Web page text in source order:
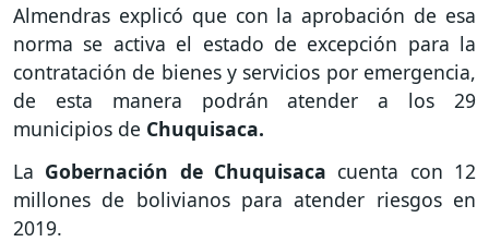
Almendras explicó que con la aprobación de esa
norma se activa el estado de excepción para la
contratación de bienes y servicios por emergencia,
de esta manera podrán atender a los 29
municipios de Chuquisaca.
La Gobernación de Chuquisaca cuenta con 12
millones de bolivianos para atender riesgos en
2019.